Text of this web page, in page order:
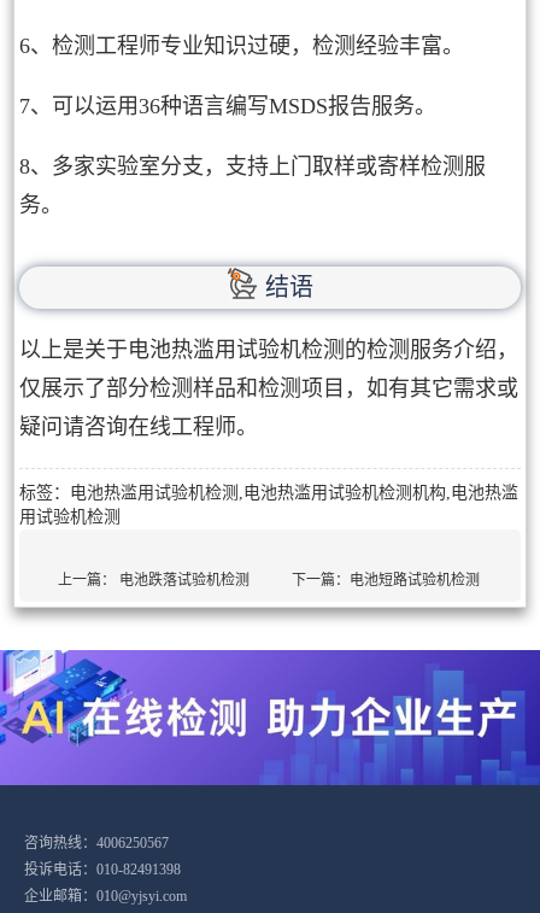
6、检测工程师专业知识过硬，检测经验丰富。
7、可以运用36种语言编写MSDS报告服务。
8、多家实验室分支，支持上门取样或寄样检测服
务。
结语
以上是关于电池热滥用试验机检测的检测服务介绍，
仅展示了部分检测样品和检测项目，如有其它需求或
疑问请咨询在线工程师。
标签：电池热滥用试验机检测,电池热滥用试验机检测机构,电池热滥
用试验机检测
上一篇： 电池跌落试验机检测 下一篇： 电池短路试验机检测
咨询热线：4006250567
投诉电话：010-82491398
企业邮箱：010@yjsyi.com